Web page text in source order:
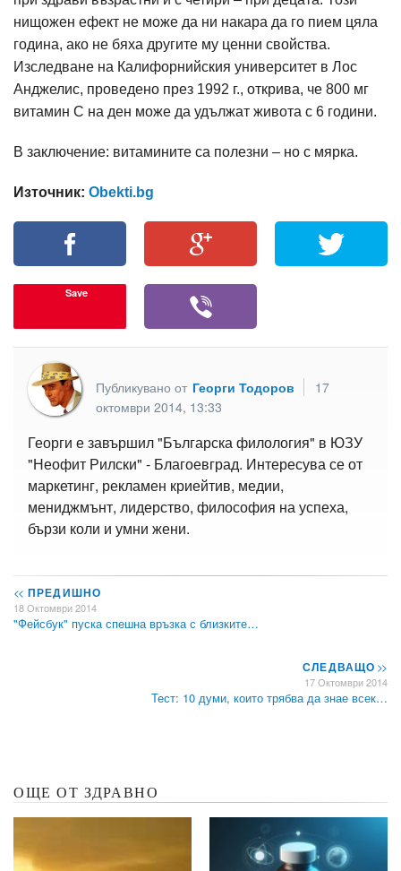
нищожен ефект не може да ни накара да го пием цяла
година, ако не бяха другите му ценни свойства.
Изследване на Калифорнийския университет в Лос
Анджелис, проведено през 1992 г., открива, че 800 мг
витамин С на ден може да удължат живота с 6 години.
В заключение: витамините са полезни – но с мярка.
Източник: Obekti.bg
Save
Публикувано от Георги Тодоров
17
октомври 2014, 13:33
Георги е завършил "Българска филология" в ЮЗУ
"Неофит Рилски" - Благоевград. Интересува се от
маркетинг, рекламен криейтив, медии,
мениджмънт, лидерство, философия на успеха,
бързи коли и умни жени.
<< ПРЕДИШНО
18 Октомври 2014
"Фейсбук" пуска спешна връзка с близките…
СЛЕДВАЩО>>
17 Октомври 2014
Тест: 10 думи, които трябва да знае всек…
ОЩЕ ОТ ЗДРАВНО